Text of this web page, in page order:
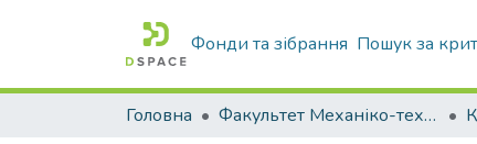
Фонди та зібрання Пошук за
Головна Факультет Механіко-технологічний